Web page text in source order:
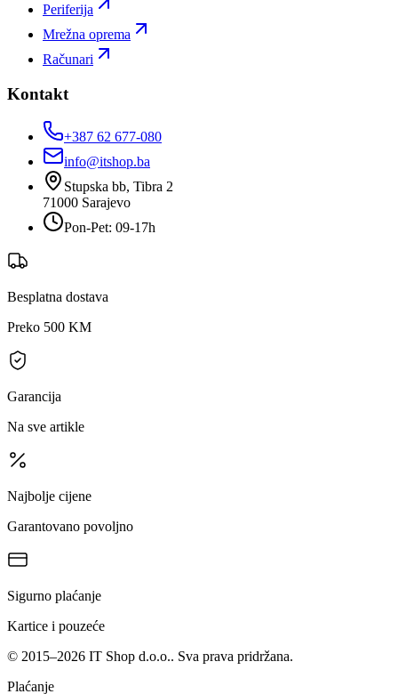
Periferija
Mrežna oprema
Računari
Kontakt
+387 62 677-080
info@itshop.ba
Stupska bb, Tibra 2
71000 Sarajevo
Pon-Pet: 09-17h
Besplatna dostava
Preko 500 KM
Garancija
Na sve artikle
Najbolje cijene
Garantovano povoljno
Sigurno plaćanje
Kartice i pouzeće
© 2015–2026 IT Shop d.o.o.. Sva prava pridržana.
Plaćanje